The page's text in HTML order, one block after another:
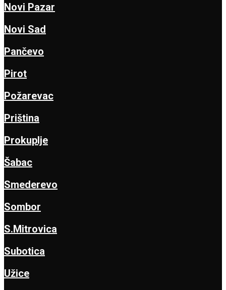
Novi Pazar
Novi Sad
Pančevo
Pirot
Požarevac
Priština
Prokuplje
Šabac
Smederevo
Sombor
S.Mitrovica
Subotica
Užice